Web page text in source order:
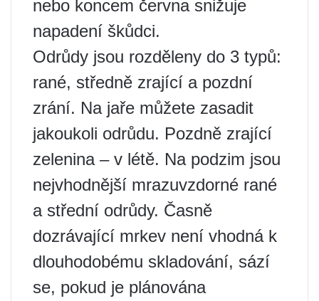
nebo koncem června snižuje
napadení škůdci.
Odrůdy jsou rozděleny do 3 typů:
rané, středně zrající a pozdní
zrání. Na jaře můžete zasadit
jakoukoli odrůdu. Pozdně zrající
zelenina – v létě. Na podzim jsou
nejvhodnější mrazuvzdorné rané
a střední odrůdy. Časně
dozrávající mrkev není vhodná k
dlouhodobému skladování, sází
se, pokud je plánována